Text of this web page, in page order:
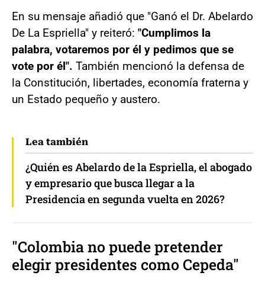
En su mensaje añadió que "Ganó el Dr. Abelardo
De La Espriella" y reiteró: "Cumplimos la
palabra, votaremos por él y pedimos que se
vote por él". También mencionó la defensa de
la Constitución, libertades, economía fraterna y
un Estado pequeño y austero.
Lea también
¿Quién es Abelardo de la Espriella, el abogado
y empresario que busca llegar a la
Presidencia en segunda vuelta en 2026?
"Colombia no puede pretender
elegir presidentes como Cepeda"